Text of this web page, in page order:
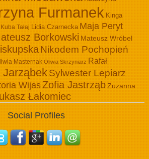
Furmanek Kinga
Kuba Tałaj Lidia Czarnecka Maja Peryt
Borkowski Mateusz Wróbel
Nikodem Pochopień
Masternak Oliwia Skrzyniarz Rafał
JarząbekSylwester Lepiarz
WijasZofia JastrząbZuzanna
Łakomiec
Social Profiles